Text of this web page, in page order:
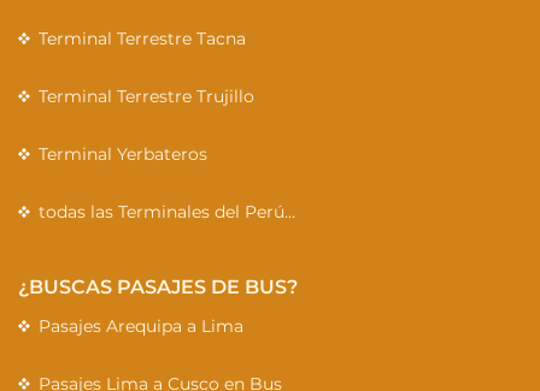
Terminal Terrestre Tacna
Terminal Terrestre Trujillo
Terminal Yerbateros
todas las Terminales del Perú…
¿BUSCAS PASAJES DE BUS?
Pasajes Arequipa a Lima
Pasajes Lima a Cusco en Bus